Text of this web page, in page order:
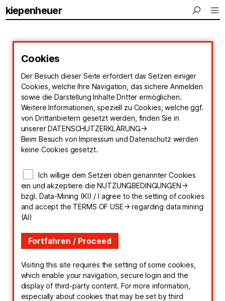
kiepenheuer
Cookies
Der Besuch dieser Seite erfordert das Setzen einiger
Cookies, welche Ihre Navigation, das sichere Anmelden
sowie die Darstellung Inhalte Dritter ermöglichen.
Weitere Informationen, speziell zu Cookies, welche ggf.
von Drittanbietern gesetzt werden, finden Sie in
unsererDATENSCHUTZERKLÄRUNG->
Beim Besuch von Impressum und Datenschutz werden
keine Cookies gesetzt.
Ich willige dem Setzen oben genannter Cookies
ein und akzeptiere dieNUTZUNGBEDINGUNGEN->
bzgl. Data-Mining (KI) / I agree to the setting of cookies
and accept the TERMS OF USE-> regarding data mining
(AI)
Visiting this site requires the setting of some cookies,
which enable your navigation, secure login and the
display of third-party content. For more information,
especially about cookies that may be set by third